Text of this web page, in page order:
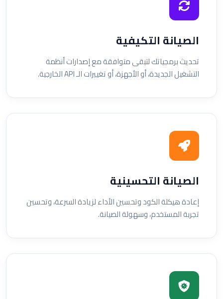
الصيانة التكيفية
تحديث برمجياتك لتبقى متوافقة مع إصدارات أنظمة
التشغيل الجديدة، أو الأجهزة، أو تغييرات الـ API الخارجية.
الصيانة التحسينية
إعادة هيكلة الكود وتحسين الأداء لزيادة السرعة، وتحسين
تجربة المستخدم، وسهولة الصيانة.